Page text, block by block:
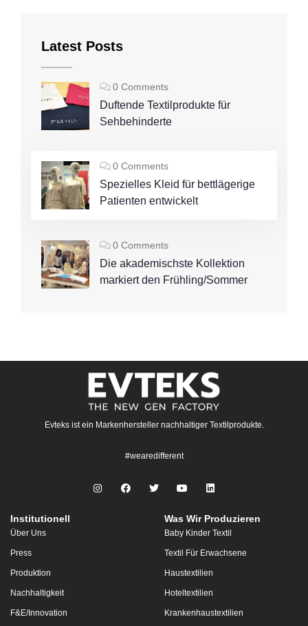
Latest Posts
0 Comments
Duftende Textilprodukte für
Sehbehinderte
0 Comments
Spezielles Kleid für bettlägerige
Patienten entwickelt
0 Comments
Die akademischste Kollektion
markiert den Frühling/Sommer
Evteks ist ein Markenhersteller nachhaltiger Textilprodukte.
#wearedifferent
Institutionell
Über Uns
Press
Produktion
Nachhaltigkeit
F&E/Innovation
Was Wir Produzieren
Baby Kinder Textil
Textil Für Erwachsene
Haustextilien
Hoteltextilien
Krankenhaustextilien